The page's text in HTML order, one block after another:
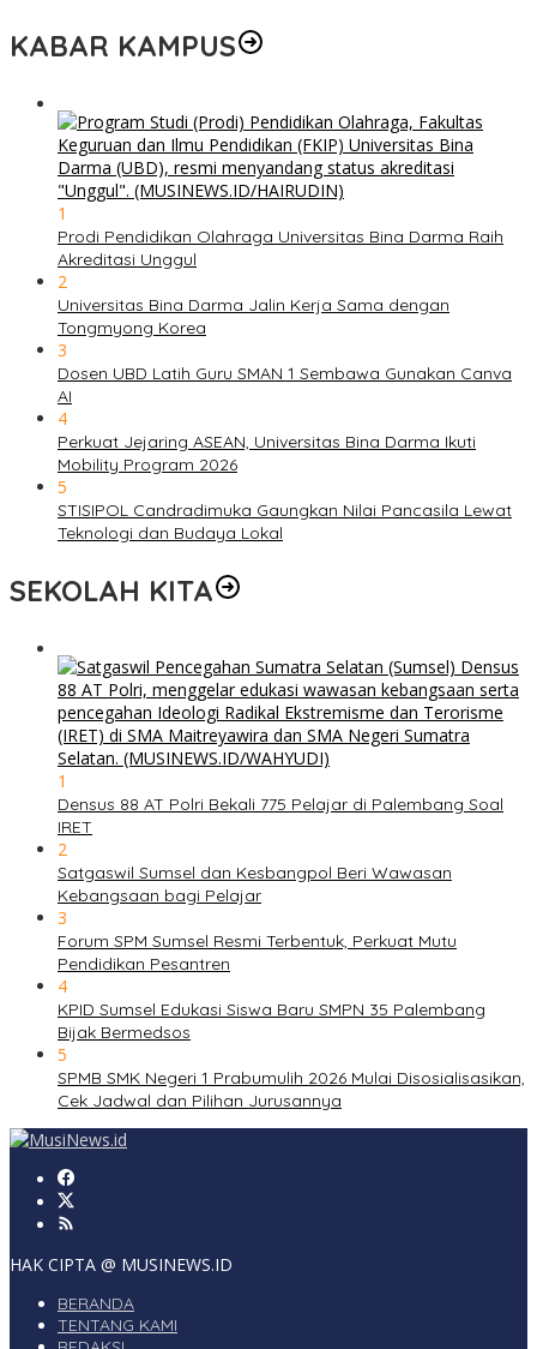
KABAR KAMPUS
1
Prodi Pendidikan Olahraga Universitas Bina Darma Raih
Akreditasi Unggul
2
Universitas Bina Darma Jalin Kerja Sama dengan
Tongmyong Korea
3
Dosen UBD Latih Guru SMAN 1 Sembawa Gunakan Canva
AI
4
Perkuat Jejaring ASEAN, Universitas Bina Darma Ikuti
Mobility Program 2026
5
STISIPOL Candradimuka Gaungkan Nilai Pancasila Lewat
Teknologi dan Budaya Lokal
SEKOLAH KITA
1
Densus 88 AT Polri Bekali 775 Pelajar di Palembang Soal
IRET
2
Satgaswil Sumsel dan Kesbangpol Beri Wawasan
Kebangsaan bagi Pelajar
3
Forum SPM Sumsel Resmi Terbentuk, Perkuat Mutu
Pendidikan Pesantren
4
KPID Sumsel Edukasi Siswa Baru SMPN 35 Palembang
Bijak Bermedsos
5
SPMB SMK Negeri 1 Prabumulih 2026 Mulai Disosialisasikan,
Cek Jadwal dan Pilihan Jurusannya
HAK CIPTA @ MUSINEWS.ID
BERANDA
TENTANG KAMI